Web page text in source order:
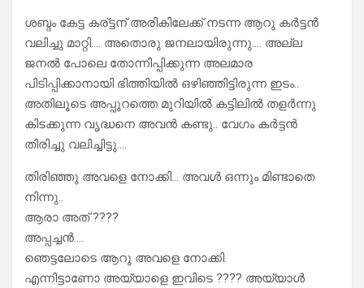
ശബ്ദം കേട്ട കര്ട്ടന് അരികിലേക്ക് നടന്ന ആറു കർട്ടൻ
വലിച്ചു മാറ്റി…. അതൊരു ജനലായിരുന്നു…. അല്ല
ജനൽ പോലെ തോന്നിപ്പിക്കുന്ന അലമാര
പിടിപ്പിക്കാനായി ഭിത്തിയിൽ ഒഴിഞ്ഞിട്ടിരുന്ന ഇടം..
അതിലൂടെ അപ്പുറത്തെ മുറിയിൽ കട്ടിലിൽ തളർന്നു
കിടക്കുന്ന വൃദ്ധനെ അവൻ കണ്ടു.. വേഗം കർട്ടൻ
തിരിച്ചു വലിച്ചിട്ടു….
തിരിഞ്ഞു അവളെ നോക്കി… അവൾ ഒന്നും മിണ്ടാതെ
നിന്നു..
ആരാ അത് ????
അപ്പച്ചൻ….
ഞെട്ടലോടെ ആറു അവളെ നോക്കി.
എന്നിട്ടാണോ അയ്യാളെ ഇവിടെ ???? അയ്യാൾ